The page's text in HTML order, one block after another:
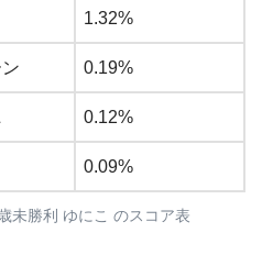
1.32%
0.19%
0.12%
0.09%
未勝利 ゆにこ のスコア表